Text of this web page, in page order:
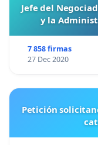
Jefe del
y la
7 858 firmas
27 Dec 2020
Petición solicitando a FISA mantener el remo de la